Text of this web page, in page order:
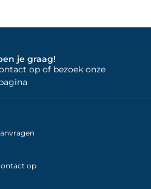
je graag!
op of bezoek onze
op